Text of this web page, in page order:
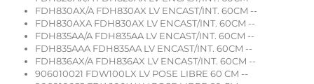
FDH830AX/A FDH830AX LV ENCAST/INT. 60CM --
FDH830AXA FDH830AX LV ENCAST/INT. 60CM --
FDH835AA/A FDH835AA LV ENCAST/INT. 60CM --
FDH835AAA FDH835AA LV ENCAST/INT. 60CM --
FDH836AX/A FDH836AX LV ENCAST/INT. 60CM --
906010021 FDW100LX LV POSE LIBRE 60 CM --